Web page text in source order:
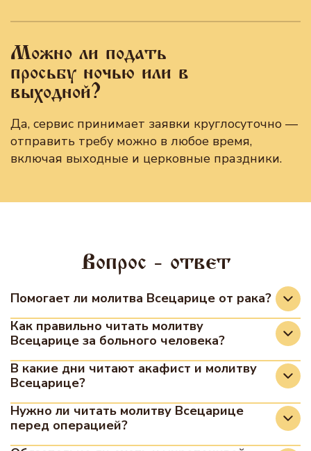
Можно ли подать
просьбу ночью или в
выходной?
Да, сервис принимает заявки круглосуточно —
отправить требу можно в любое время,
включая выходные и церковные праздники.
Вопрос - ответ
Помогает ли молитва Всецарице от рака?
Множество свидетельств верующих
подтверждают духовную помощь Богородицы,
однако молитва не заменяет медицинское
лечение, а поддерживает силы больного и
благословляет труд врачей.
Как правильно читать молитву
Всецарице за больного человека?
Читать молитву можно перед иконой дома или
в храме, называя имя больного, данное при
крещении, и прося об исцелении с верой и
искренностью.
В какие дни читают акафист и молитву
Всецарице?
Читать молитвы можно в любой день и время.
В некоторых монастырях и храмах
существуют особые дни для молебнов с
Нужно ли читать молитву Всецарице
перед операцией?